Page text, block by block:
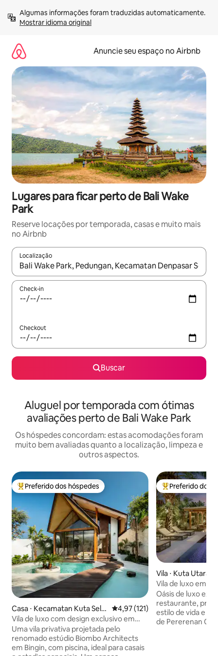
para
Mostrar idioma original
Anuncie seu espaço no Airbnb
Lugares para ficar perto de Bali Wake
Park
Reserve locações por temporada, casas e muito mais
no Airbnb
Localização
Quando os resultados estiverem disponíveis, explore-os
Check-in
Checkout
Buscar
Aluguel por temporada com ótimas
avaliações perto de Bali Wake Park
Os hóspedes concordam: estas acomodações foram
muito bem avaliadas quanto a localização, limpeza e
outros aspectos.
Entre os melhores preferidos dos hóspedes
Preferido dos hóspedes
Casa ⋅ Kecamatan Kuta Selat
an
4,97 de uma avaliação média de
4,97 (121)
Vila de luxo com design exclusivo em
Bingin | Piscina privativa
Uma vila privativa projetada pelo
renomado estúdio Biombo Architects
em Bingin, com piscina, ideal para casais
Entre os
Preferido dos
Vila ⋅ Kuta Utara
Vila de luxo em
caminhadas na
Oásis de luxo
restaurante,
estilo de vida e
de Pererenan